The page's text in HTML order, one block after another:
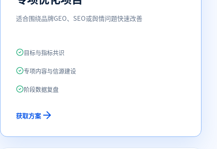
适合围绕品牌GEO、SEO或舆情问题快速改善
目标与指标共识
专项内容与信源建设
阶段数据复盘
获取方案